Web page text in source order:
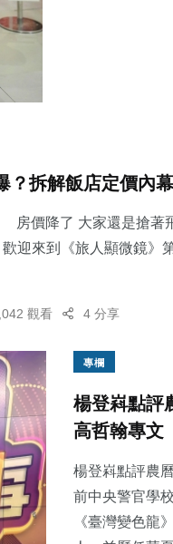
？拆解飯店定價內幕
房價降了 大家還是搶
迎來到《旅人顯微鏡
觀看 4 分享
專欄
楊登嵙點評
高哲翰專文
楊登嵙點評農
前中央警官學
《臺灣變色龍